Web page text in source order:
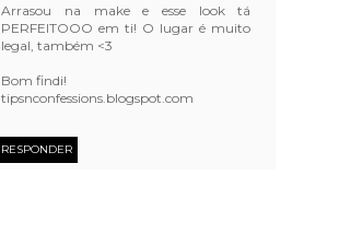
Arrasou na make e esse look tá
PERFEITOOO em ti! O lugar é muito
legal, também <3
Bom findi!
tipsnconfessions.blogspot.com
RESPONDER